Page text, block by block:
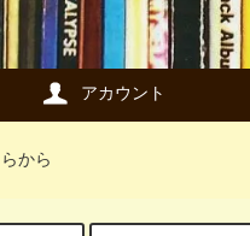
アカウント
から